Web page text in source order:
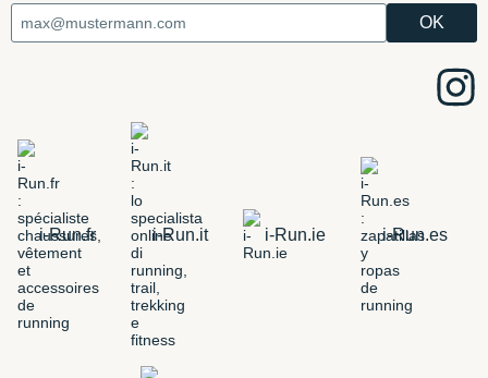
i-Run.fr i-Run.it i-Run.ie i-Run.es